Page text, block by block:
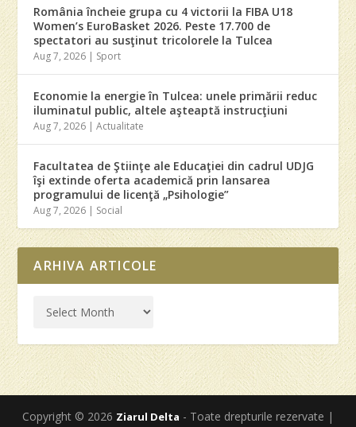
România încheie grupa cu 4 victorii la FIBA U18
Women’s EuroBasket 2026. Peste 17.700 de
spectatori au susţinut tricolorele la Tulcea
Aug 7, 2026 | Sport
Economie la energie în Tulcea: unele primării reduc
iluminatul public, altele aşteaptă instrucţiuni
Aug 7, 2026 |Actualitate
Facultatea de Ştiinţe ale Educaţiei din cadrul UDJG
îşi extinde oferta academică prin lansarea
programului de licenţă „Psihologie”
Aug 7, 2026 | Social
ARHIVA ARTICOLE
Copyright © 2026 Ziarul Delta - Toate drepturile rezervate |